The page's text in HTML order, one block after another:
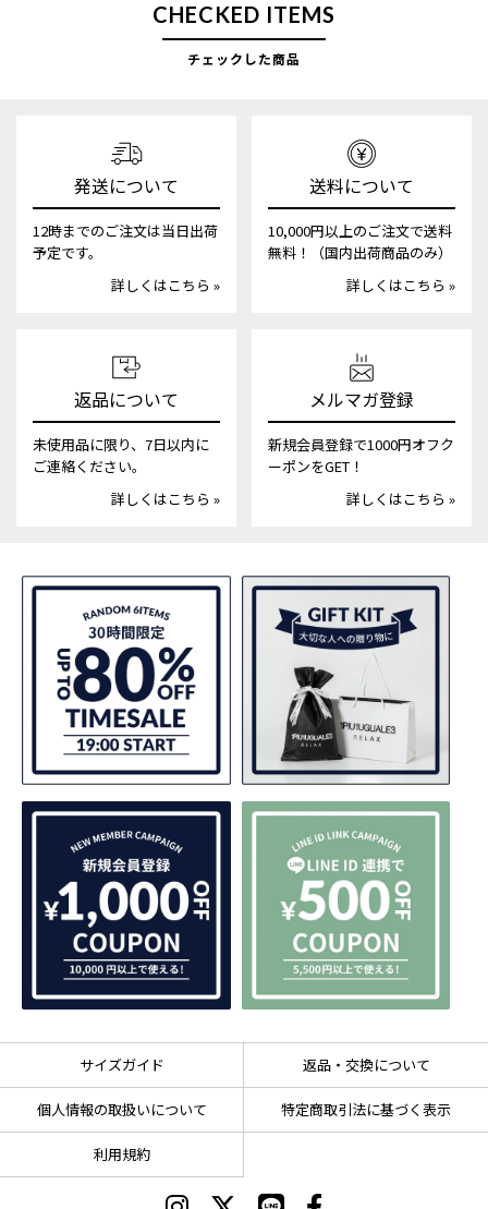
CHECKED ITEMS
チェックした商品
発送について
12時までのご注文は当日出荷
予定です。
詳しくはこちら »
送料について
10,000円以上のご注文で送料
無料！（国内出荷商品のみ）
詳しくはこちら »
返品について
未使用品に限り、7日以内に
ご連絡ください。
詳しくはこちら »
メルマガ登録
新規会員登録で1000円オフク
ーポンをGET！
詳しくはこちら »
サイズガイド 返品・交換について
個人情報の取扱いについて 特定商取引法に基づく表示
利用規約